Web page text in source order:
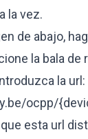
la vez.
de abajo,
la bala de
la url:
ocpp/
esta url